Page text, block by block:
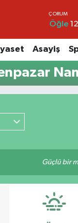
Öğle
Asayiş
Güçlü bir